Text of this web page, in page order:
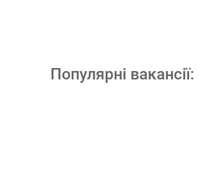
Популярні вакансії: